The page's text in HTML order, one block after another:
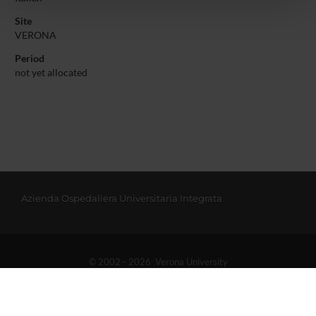
con altre informazioni che hai fornito loro o che hanno
Site
VERONA
Period
not yet allocated
Azienda Ospedaliera Universitaria Integrata
© 2002 - 2026 Verona University